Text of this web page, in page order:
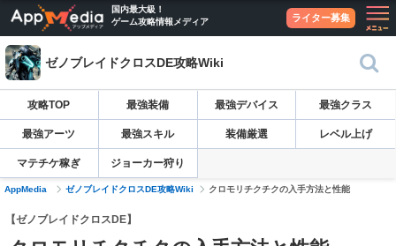
国内最大級！
ゲーム攻略情報メディア
ライター募集
ゼノブレイドクロスDE攻略Wiki
攻略TOP 最強装備 最強デバイス 最強クラス
最強アーツ 最強スキル 装備厳選 レベル上げ
マテチケ稼ぎ ジョーカー狩り
AppMedia ゼノブレイドクロスDE攻略Wiki クロモリチクチクの入手方法と性能
【ゼノブレイドクロスDE】